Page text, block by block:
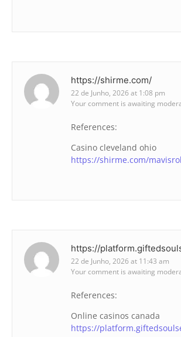
https://shirme.com/
22 de Junho, 2026 at 1:08 pm
Your comment is awaiting
References:
Casino cleveland ohio
https://shirme.com/
https://
22 de Junho, 2026 at 11:43 am
Your comment is awaiting
References:
Online casinos canada
https://